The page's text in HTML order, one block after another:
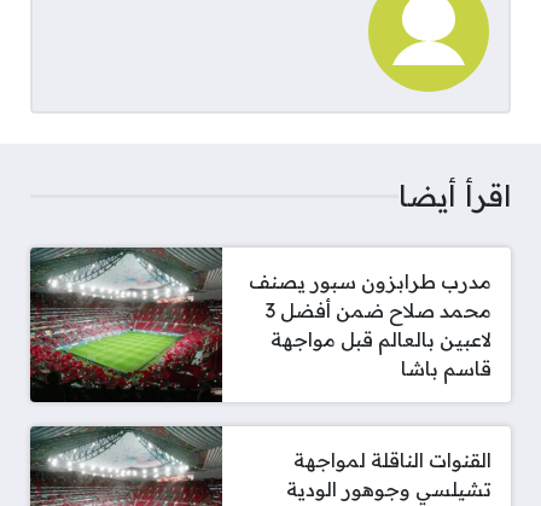
اقرأ أيضا
مدرب طرابزون سبور يصنف
محمد صلاح ضمن أفضل 3
لاعبين بالعالم قبل مواجهة
قاسم باشا
القنوات الناقلة لمواجهة
تشيلسي وجوهور الودية